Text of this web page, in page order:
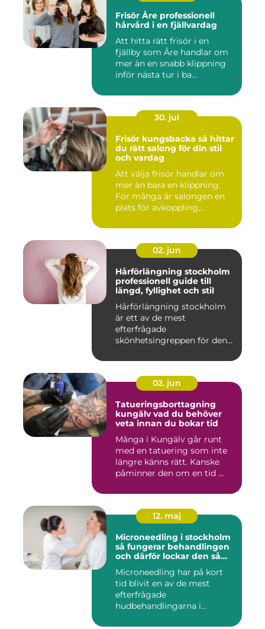
Frisör Åre professionell
hårvård i en fjällvardag
Att hitta rätt frisör i en
fjällby som Åre handlar om
mer än en snabb klippning
inför nästa tur i ba...
30. jul
Frisör kungsbacka så hittar
du rätt salong för din stil
och vardag
Att välja frisör handlar om
mer än bara en klippning.
För många är salongen en
plats för avkoppling,...
02. jun
Hårförlängning stockholm
professionell guide till
längd, fyllighet och stil
Hårförlängning stockholm
är ett av de mest
efterfrågade
skönhetsingreppen för den
02. jun
Tatueringsborttagning
kungälv vad du behöver
veta innan du bokar tid
Många i Kungälv går runt
med en tatuering som inte
längre känns rätt. Kanske
påminner den om en tid ...
12. maj
Microneedling i stockholm
så fungerar behandlingen
och därför lockar den så
Microneedling har på kort
tid blivit en av de mest
efterfrågade
hudbehandlingarna i